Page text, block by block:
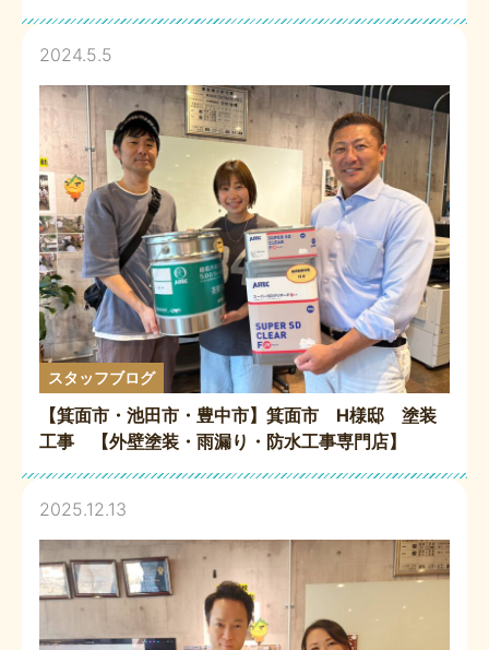
2024.5.5
スタッフブログ
【箕面市・池田市・豊中市】箕面市 H様邸 塗装
工事 【外壁塗装・雨漏り・防水工事専門店】
2025.12.13